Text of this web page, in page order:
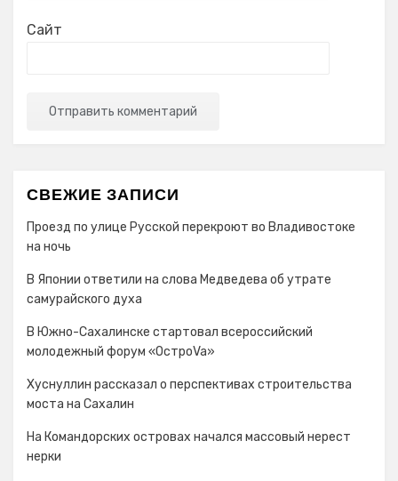
Сайт
СВЕЖИЕ ЗАПИСИ
Проезд по улице Русской перекроют во Владивостоке
на ночь
В Японии ответили на слова Медведева об утрате
самурайского духа
В Южно-Сахалинске стартовал всероссийский
молодежный форум «ОстроVa»
Хуснуллин рассказал о перспективах строительства
моста на Сахалин
На Командорских островах начался массовый нерест
нерки